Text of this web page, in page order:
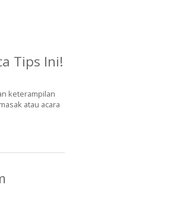
Tips Ini!
keterampilan
atau acara